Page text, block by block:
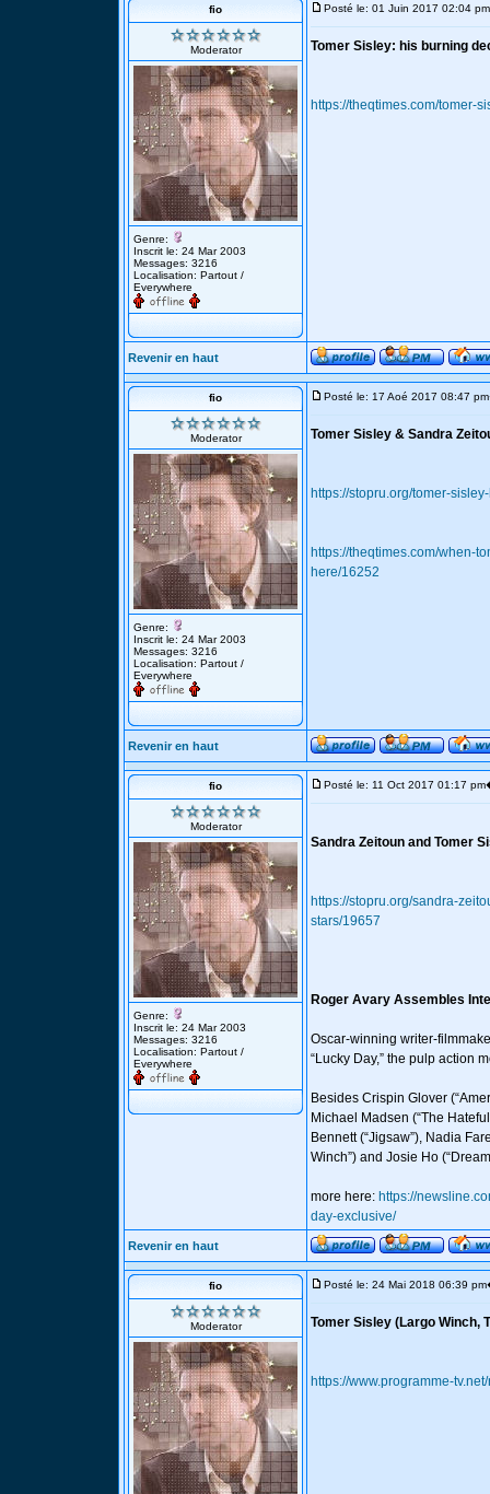
fio
Moderator
Genre:
Inscrit le: 24 Mar 2003
Messages: 3216
Localisation: Partout /
Everywhere
Posté le: 01 Juin 2017 02:04 pm
Tomer Sisley: his burning
https://theqtimes.com/tomer-
Revenir en haut
fio
Moderator
Genre:
Inscrit le: 24 Mar 2003
Messages: 3216
Localisation: Partout /
Everywhere
Posté le: 17 Aoé 2017 08:47 pm
Tomer Sisley & Sandra
https://stopru.org/tomer-
https://theqtimes.com/when-
here/16252
Revenir en haut
fio
Moderator
Genre:
Inscrit le: 24 Mar 2003
Messages: 3216
Localisation: Partout /
Everywhere
Posté le: 11 Oct 2017 01:17 pm
Sandra Zeitoun and Tomer
https://stopru.org/sandra-
stars/19657
Roger Avary Assembles
Oscar-winning writer-
“Lucky Day,” the pulp action
Besides Crispin Glover
Michael Madsen (“The
Bennett (“Jigsaw”), Nadia
Winch”) and Josie Ho
more here: https://
day-exclusive/
Revenir en haut
fio
Moderator
Posté le: 24 Mai 2018 06:39 pm
Tomer Sisley (Largo Winch,
https://www.programme-